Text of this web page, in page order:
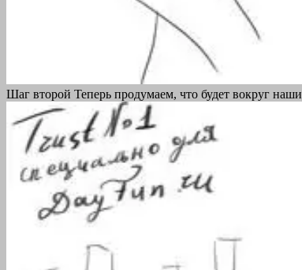
Шаг второй Теперь продумаем, что будет вокруг